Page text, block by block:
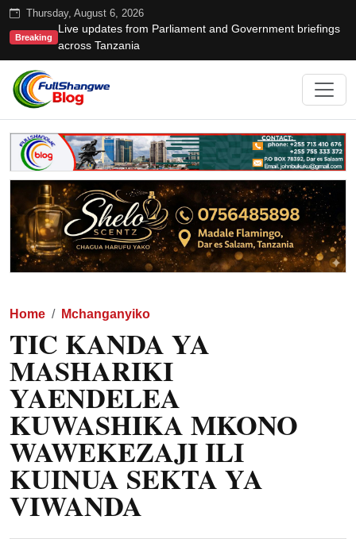
Thursday, August 6, 2026
Breaking
Live updates from Parliament and Government briefings
across Tanzania
Home Mchanganyiko
TIC KANDA YA
MASHARIKI
YAENDELEA
KUWASHIKA MKONO
WAWEKEZAJI ILI
KUINUA SEKTA YA
VIWANDA